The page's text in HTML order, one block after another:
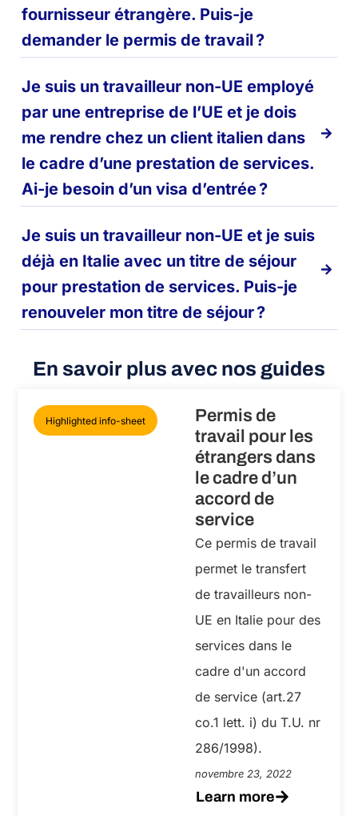
fournisseur étrangère. Puis-je
demander le permis de travail ?
Je suis un travailleur non-UE employé
par une entreprise de l’UE et je dois
me rendre chez un client italien dans
le cadre d’une prestation de services.
Ai-je besoin d’un visa d’entrée ?
Je suis un travailleur non-UE et je suis
déjà en Italie avec un titre de séjour
pour prestation de services. Puis-je
renouveler mon titre de séjour ?
En savoir plus avec nos guides
Highlighted info-sheet
Permis de
travail pour les
étrangers dans
le cadre d’un
accord de
service
Ce permis de travail
permet le transfert
de travailleurs non-
UE en Italie pour des
services dans le
cadre d'un accord
de service (art.27
co.1 lett. i) du T.U. nr
286/1998).
novembre 23, 2022
Learn more